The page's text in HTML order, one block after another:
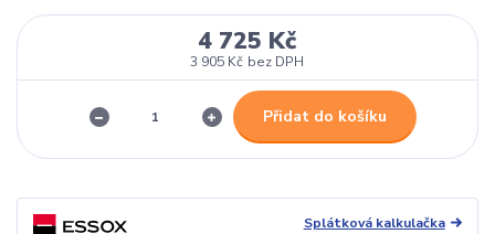
4 725 Kč
3 905 Kč bez DPH
Přidat do košíku
Splátková kalkulačka